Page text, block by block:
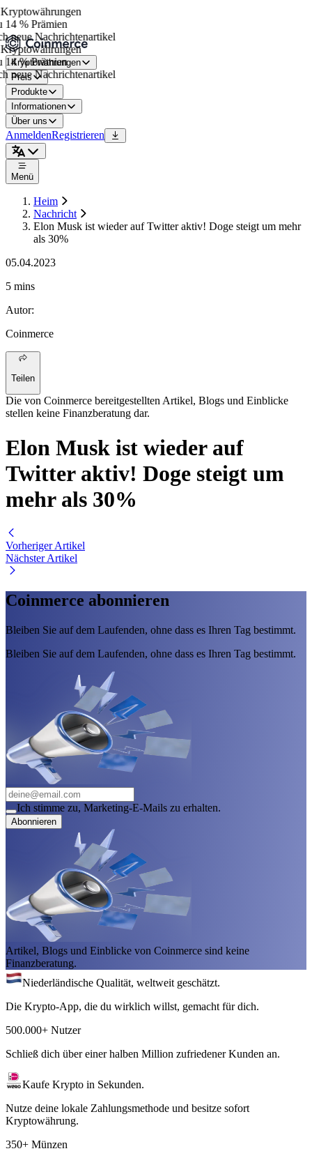
% Prämien
neue Nachrichtenartikel
% Prämien
neue Nachrichtenartikel
Kryptowährungen
Preis
Produkte
Informationen
Über uns
AnmeldenRegistrieren
Menü
Heim
Nachricht
Elon Musk ist wieder auf Twitter aktiv! Doge steigt um mehr
als 30%
05.04.2023
5 mins
Autor:
Coinmerce
Teilen
Die von Coinmerce bereitgestellten Artikel, Blogs und Einblicke
stellen keine Finanzberatung dar.
Elon Musk ist wieder auf
Twitter aktiv! Doge steigt um
mehr als 30%
Vorheriger Artikel
Nächster Artikel
Coinmerce abonnieren
Bleiben Sie auf dem Laufenden, ohne dass es Ihren Tag bestimmt.
Bleiben Sie auf dem Laufenden, ohne dass es Ihren Tag bestimmt.
Ich stimme zu, Marketing-E-Mails zu erhalten.
Abonnieren
Artikel, Blogs und Einblicke von Coinmerce sind keine
Finanzberatung.
Niederländische Qualität, weltweit geschätzt.
Die Krypto-App, die du wirklich willst, gemacht für dich.
500.000+ Nutzer
Schließ dich über einer halben Million zufriedener Kunden an.
Kaufe Krypto in Sekunden.
Nutze deine lokale Zahlungsmethode und besitze sofort
Kryptowährung.
350+ Münzen